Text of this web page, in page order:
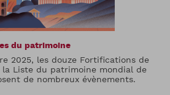
du patrimoine
2025, les douze Fortifications de
la Liste du patrimoine mondial de
de nombreux évènements.